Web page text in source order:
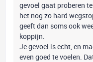
gevoel gaat proberen
het nog zo hard
geeft dan soms ook
koppijn.
Je gevoel is echt, en
even goed te voelen.